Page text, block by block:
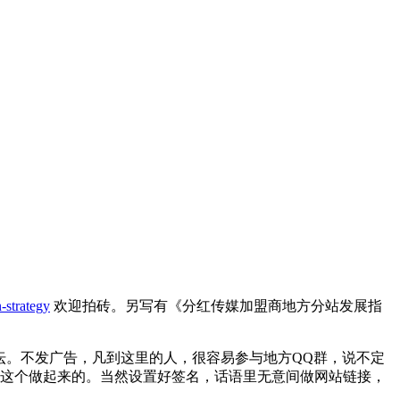
strategy 欢迎拍砖。另写有《分红传媒加盟商地方分站发展指
不发广告，凡到这里的人，很容易参与地方QQ群，说不定
做起来的。当然设置好签名，话语里无意间做网站链接，